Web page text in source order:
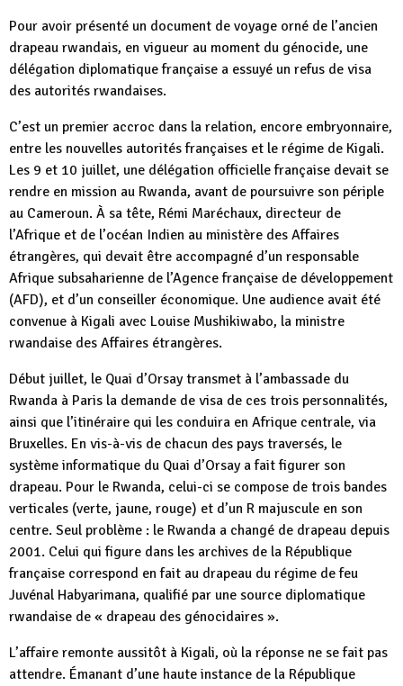
Pour avoir présenté un document de voyage orné de l’ancien
drapeau rwandais, en vigueur au moment du génocide, une
délégation diplomatique française a essuyé un refus de visa
des autorités rwandaises.
C’est un premier accroc dans la relation, encore embryonnaire,
entre les nouvelles autorités françaises et le régime de Kigali.
Les 9 et 10 juillet, une délégation officielle française devait se
rendre en mission au Rwanda, avant de poursuivre son périple
au Cameroun. À sa tête, Rémi Maréchaux, directeur de
l’Afrique et de l’océan Indien au ministère des Affaires
étrangères, qui devait être accompagné d’un responsable
Afrique subsaharienne de l’Agence française de développement
(AFD), et d’un conseiller économique. Une audience avait été
convenue à Kigali avec Louise Mushikiwabo, la ministre
rwandaise des Affaires étrangères.
Début juillet, le Quai d’Orsay transmet à l’ambassade du
Rwanda à Paris la demande de visa de ces trois personnalités,
ainsi que l’itinéraire qui les conduira en Afrique centrale, via
Bruxelles. En vis-à-vis de chacun des pays traversés, le
système informatique du Quai d’Orsay a fait figurer son
drapeau. Pour le Rwanda, celui-ci se compose de trois bandes
verticales (verte, jaune, rouge) et d’un R majuscule en son
centre. Seul problème : le Rwanda a changé de drapeau depuis
2001. Celui qui figure dans les archives de la République
française correspond en fait au drapeau du régime de feu
Juvénal Habyarimana, qualifié par une source diplomatique
rwandaise de « drapeau des génocidaires ».
L’affaire remonte aussitôt à Kigali, où la réponse ne se fait pas
attendre. Émanant d’une haute instance de la République